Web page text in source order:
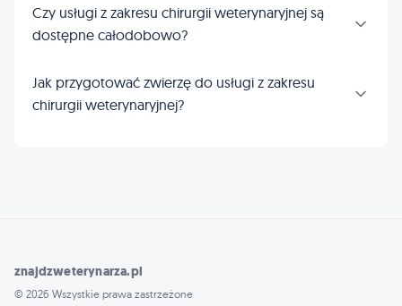
Czy usługi z zakresu chirurgii weterynaryjnej są
dostępne całodobowo?
Jak przygotować zwierzę do usługi z zakresu
chirurgii weterynaryjnej?
znajdzweterynarza.pl
© 2026 Wszystkie prawa zastrzeżone